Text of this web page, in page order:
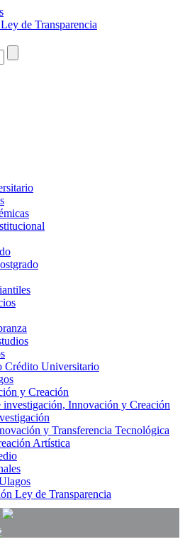
de Transparencia
Crédito Universitario
y Creación
investigación, Innovación y Creación
y Transferencia Tecnológica
Artística
Ley de Transparencia